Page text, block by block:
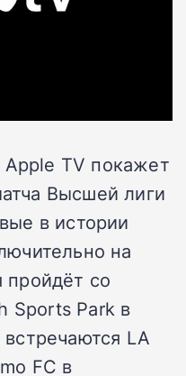
Apple TV покажет
Высшей лиги
в истории
на
пройдёт со
Sports Park в
LA
FC в